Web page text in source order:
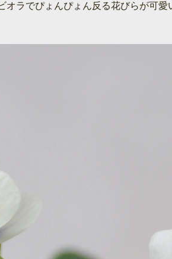
オラでぴょんぴょん反る花びらが可愛